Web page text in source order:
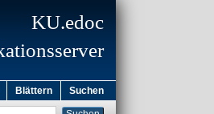
KU.edoc
Blättern Suchen